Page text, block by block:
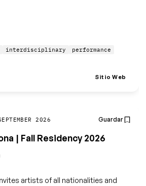
interdisciplinary
performance
Sitio Web
2026 Guardar
| Fall Residency 2026
artists of all nationalities and